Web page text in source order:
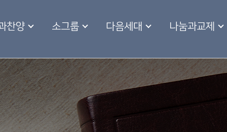
찬양 소그룹 다음세대 나눔과교제